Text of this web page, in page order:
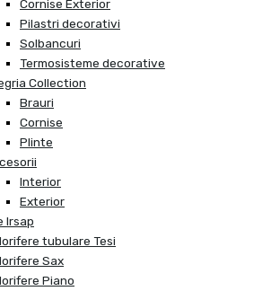
Cornise Exterior
Pilastri decorativi
Solbancuri
Termosisteme decorative
Collection
Brauri
Cornise
Plinte
Interior
Exterior
Irsap
tubulare Tesi
Sax
Piano